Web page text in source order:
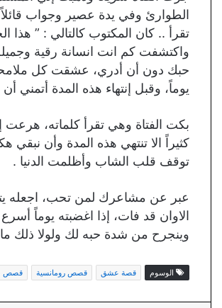
الطوارئ وفي يدة عصير وجواب قائلاً
تقرأ .. كان المكتوب كالتالي : ” هذا
واكتشفت كم انت انسانة رقية
يوماً، وقبل إنتهاء هذه المدة أتمني
بكت الفتاة وهي تقرأ كلماته، هرعت
توقف قلب الشاب وأظلمت الدنيا .
عبر عن مشاعرك لمن تحب، اجعله
الاوان قد فات، إذا اغضبته يوماً
وينجرح من شدة حبه لك ولولا ذلك
الوسوم قصة عشق قصص رومانسية قصص